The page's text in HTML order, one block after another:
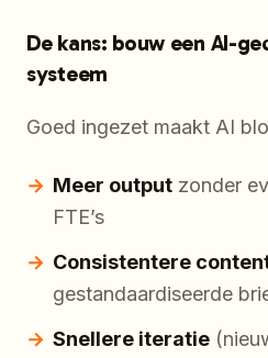
De kans: bouw een AI-
systeem
Goed ingezet maakt AI
Meer output zonder
FTE’s
Consistentere
gestandaardiseerde
Snellere iteratie